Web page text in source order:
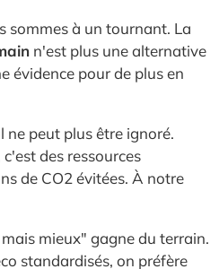
sommes à un tournant. La
n'est plus une alternative
évidence pour de plus en
peut plus être ignoré.
des ressources
de CO2 évitées. À notre
mieux" gagne du terrain.
standardisés, on préfère